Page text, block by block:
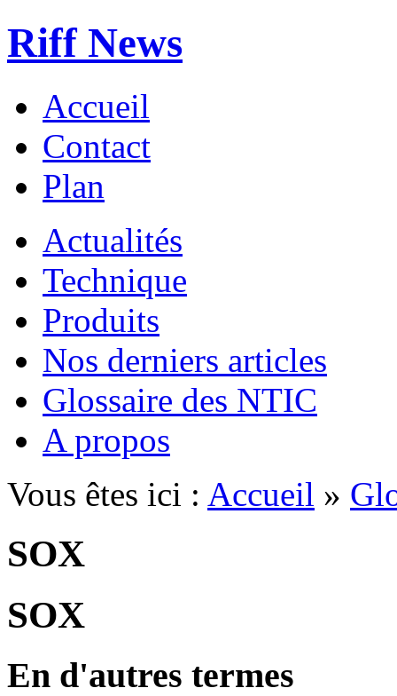
Riff News
Accueil
Contact
Plan
Actualités
Technique
Produits
Nos derniers articles
Glossaire des NTIC
A propos
Vous êtes ici : Accueil »
SOX
SOX
En d'autres termes